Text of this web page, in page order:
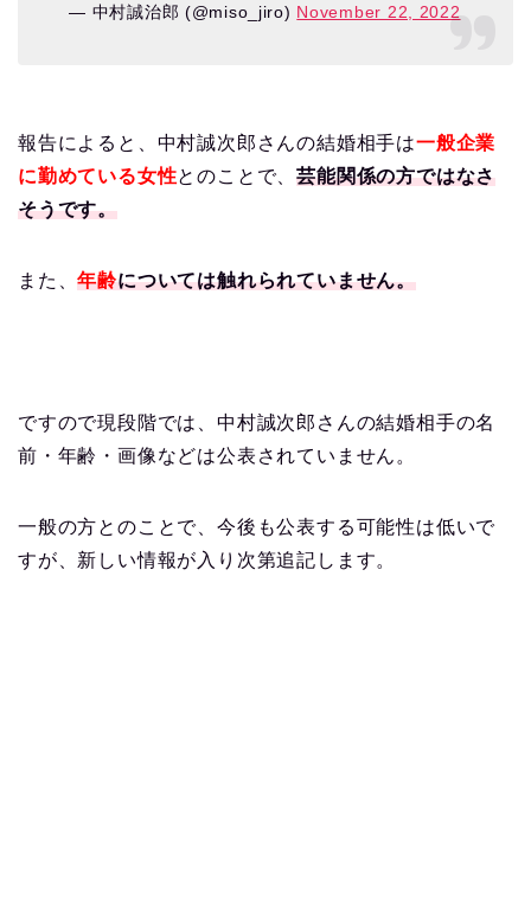
— 中村誠治郎 (@miso_jiro) November 22, 2022
報告によると、中村誠次郎さんの結婚相手は一般企業
に勤めている女性とのことで、芸能関係の方ではなさ
そうです。
また、年齢については触れられていません。
ですので現段階では、中村誠次郎さんの結婚相手の名
前・年齢・画像などは公表されていません。
一般の方とのことで、今後も公表する可能性は低いで
すが、新しい情報が入り次第追記します。